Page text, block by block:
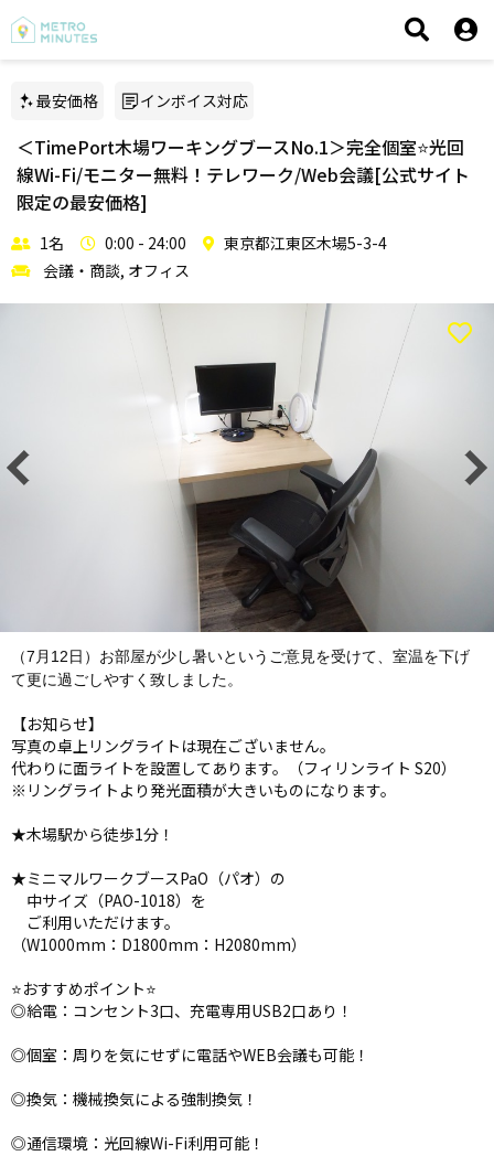
最安価格 インボイス対応
＜TimePort木場ワーキングブースNo.1＞完全個室⭐️光回
線Wi-Fi/モニター無料！テレワーク/Web会議[公式サイト
限定の最安価格]
1名 0:00 - 24:00
東京都江東区木場5-3-4
会議・商談, オフィス
（7月12日）お部屋が少し暑いというご意見を受けて、室温を下げ
て更に過ごしやすく致しました。
【お知らせ】
写真の卓上リングライトは現在ございません。
代わりに面ライトを設置してあります。（フィリンライト S20）
※リングライトより発光面積が大きいものになります。
★木場駅から徒歩1分！
★ミニマルワークブースPaO（パオ）の
中サイズ（PAO-1018）を
ご利用いただけます。
（W1000mm：D1800mm：H2080mm）
⭐️おすすめポイント⭐️
◎給電：コンセント3口、充電専用USB2口あり！
◎個室：周りを気にせずに電話やWEB会議も可能！
◎換気：機械換気による強制換気！
◎通信環境：光回線Wi-Fi利用可能！